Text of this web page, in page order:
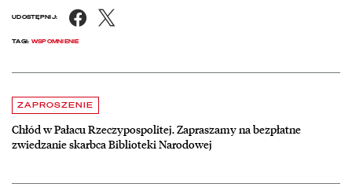
UDOSTĘPNIJ: Facebook
TAGI: WSPOMNIENIE
Aktualności
ZAPROSZENIE
Chłód w Pałacu Rzeczypospolitej. Zapraszamy na bezpłatne
zwiedzanie skarbca Biblioteki Narodowej
czytaj więcej o Chłód w Pałacu Rzeczypospolitej. Zapraszamy na